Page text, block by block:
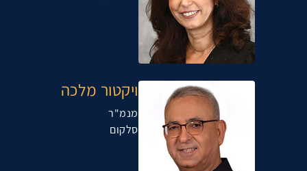
ויקטור מלכה
מנמ"ר
סלקום